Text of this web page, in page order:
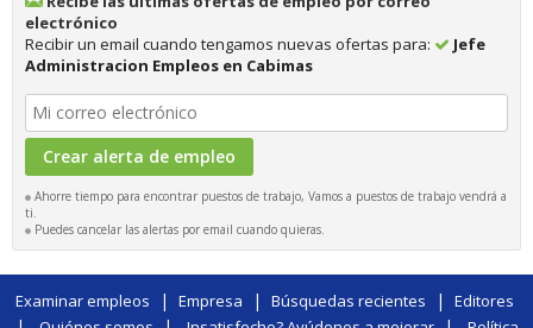
electrónico
Recibir un email cuando tengamos nuevas ofertas para:
Jefe
Administracion Empleos en Cabimas
Ahorre tiempo para encontrar puestos de trabajo, Vamos a puestos de trabajo vendrá a
ti.
Puedes cancelar las alertas por email cuando quieras.
Examinar empleos | Empresa | Búsquedas recientes | Editores